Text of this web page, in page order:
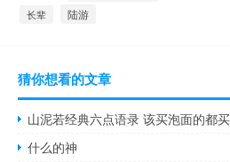
长辈 陆游
猜你想看的文章
山泥若经典六点语录 该买泡面的都
什么的神